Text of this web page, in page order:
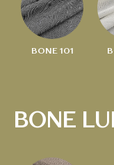
BONE 101
BONE